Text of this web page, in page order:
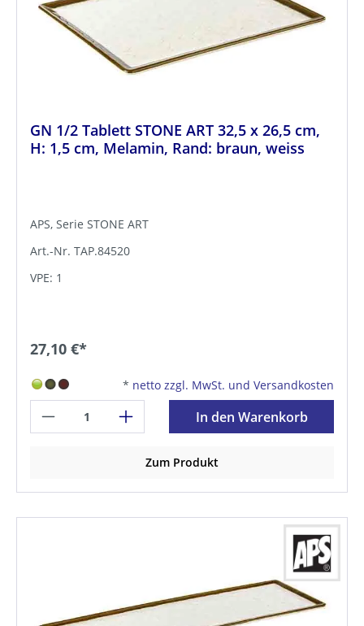
GN 1/2 Tablett STONE ART 32,5 x 26,5 cm,
H: 1,5 cm, Melamin, Rand: braun, weiss
APS, Serie STONE ART
Art.-Nr. TAP.84520
VPE: 1
27,10 €*
* netto zzgl. MwSt. und Versandkosten
In den Warenkorb
Zum Produkt